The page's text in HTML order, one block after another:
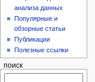
анализа данных
Популярные и
обзорные статьи
Публикации
Полезные ссылки
поиск